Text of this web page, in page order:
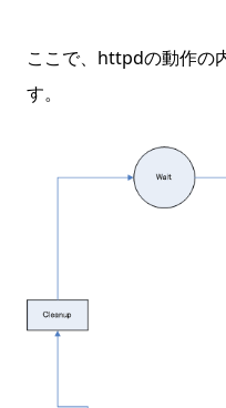
ここで、httpdの動作の
す。